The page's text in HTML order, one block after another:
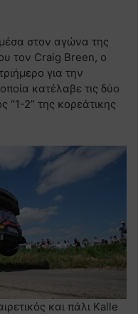
στον αγώνα της
τον Craig Breen, ο
για την
κατέλαβε τις δύο
“1-2” της κορεάτικης
και πάλι Kalle